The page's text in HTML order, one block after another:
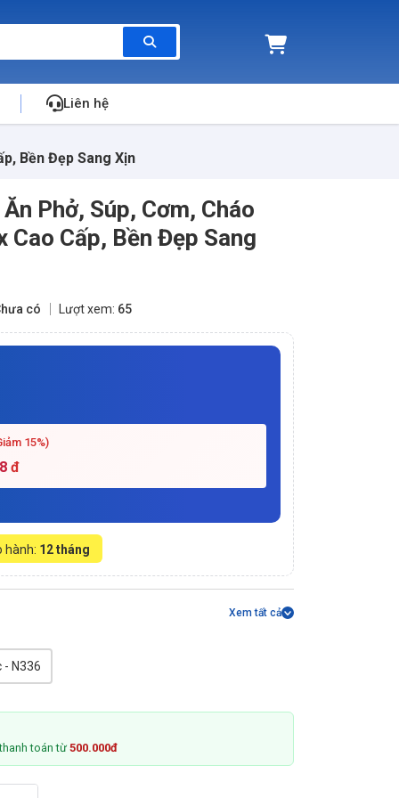
Liên hệ
Bền Đẹp Sang Xịn
Phở, Súp, Cơm, Cháo
Cao Cấp, Bền Đẹp Sang
có Lượt xem: 65
15%)
đ
hành: 12 tháng
Xem tất cả
- N336
toán từ500.000đ